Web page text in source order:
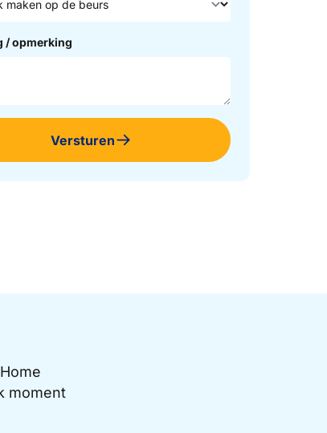
/ opmerking
Versturen
moment